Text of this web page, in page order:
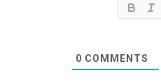
0 COMMENTS